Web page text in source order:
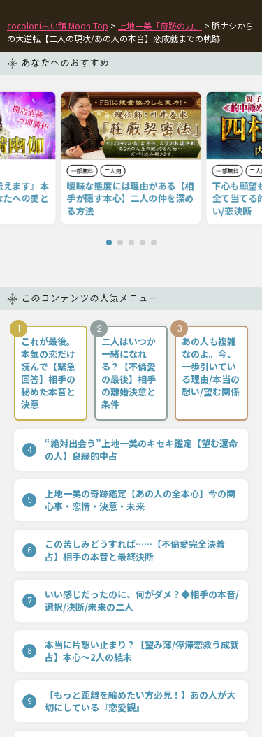
cocoloni占い館 Moon Top > 上地一美「奇跡の力」
> 脈ナシから
の大逆転【二人の現状/あの人の本音】恋成就までの軌跡
あなたへのおすすめ
えます』本
への愛と
一部無料 二人用
曖昧な態度には理由がある【相
手が隠す本心】二人の仲を深め
る方法
一部無料 二人用
下心も願
全て当て
い/恋決断
このコンテンツの人気メニュー
1
これが最後。
本気の恋だけ
読んで【緊急
回答】相手の
秘めた本音と
決意
2
二人はいつか
一緒になれ
る？【不倫愛
の最後】相手
の離婚決意と
条件
3
あの人も複雑
なのよ。今、
一歩引いてい
る理由/本当の
想い/望む関係
4
“絶対出会う”上地一美のキセキ鑑定【望む運命
の人】良縁的中占
5
上地一美の奇跡鑑定【あの人の全本心】今の関
心事・恋情・決意・未来
6
この苦しみどうすれば……【不倫愛完全決着
占】相手の本音と最終決断
7
いい感じだったのに、何がダメ？◆相手の本音/
選択/決断/未来の二人
8
本当に片想い止まり？【望み薄/停滞恋救う成就
占】本心〜2人の結末
9
【もっと距離を縮めたい方必見！】あの人が大
切にしている『恋愛観』